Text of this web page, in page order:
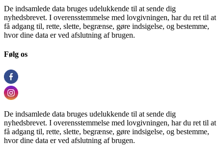
De indsamlede data bruges udelukkende til at sende dig
nyhedsbrevet. I overensstemmelse med lovgivningen, har du ret til at
få adgang til, rette, slette, begrænse, gøre indsigelse, og bestemme,
hvor dine data er ved afslutning af brugen.
Følg os
De indsamlede data bruges udelukkende til at sende dig
nyhedsbrevet. I overensstemmelse med lovgivningen, har du ret til at
få adgang til, rette, slette, begrænse, gøre indsigelse, og bestemme,
hvor dine data er ved afslutning af brugen.